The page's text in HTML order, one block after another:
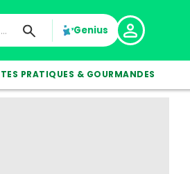
Genius
PRATIQUES & GOURMANDES